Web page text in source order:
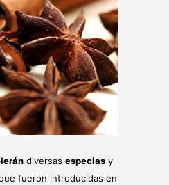
diversas especias y
fueron introducidas en